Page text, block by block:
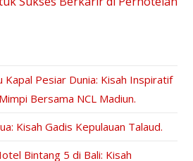
Kapal Pesiar Dunia: Kisah Inspiratif
Bersama NCL Madiun.
Kisah Gadis Kepulauan Talaud.
Bintang 5 di Bali: Kisah